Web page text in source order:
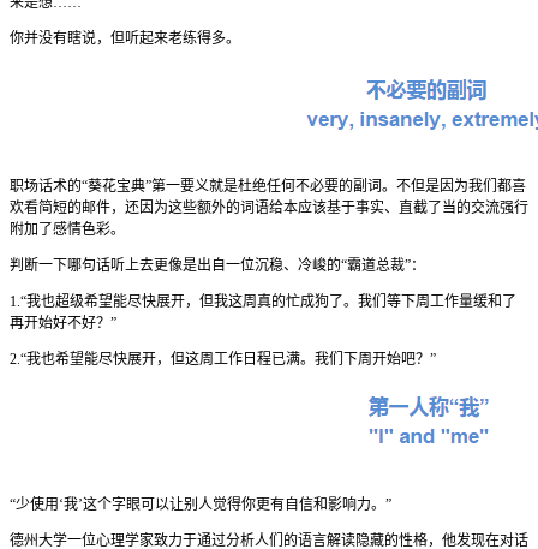
你并没有瞎说，但听起来老练得多。
职场话术的“葵花宝典”第一要义就是杜绝任何不必要的副词。不但是因为我们都喜
欢看简短的邮件，还因为这些额外的词语给本应该基于事实、直截了当的交流强行
附加了感情色彩。
判断一下哪句话听上去更像是出自一位沉稳、冷峻的“霸道总裁”：
1.“我也超级希望能尽快展开，但我这周真的忙成狗了。我们等下周工作量缓和了
再开始好不好？”
2.“我也希望能尽快展开，但这周工作日程已满。我们下周开始吧？”
“少使用‘我’这个字眼可以让别人觉得你更有自信和影响力。”
德州大学一位心理学家致力于通过分析人们的语言解读隐藏的性格，他发现在对话